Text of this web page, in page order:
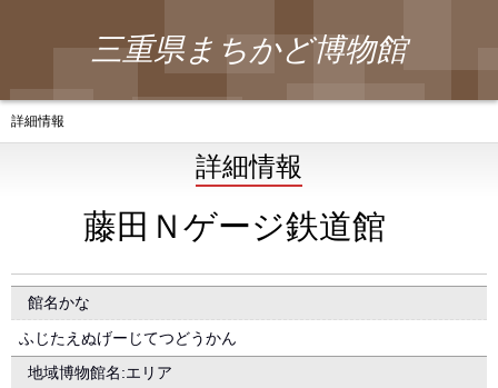
三重県まちかど博物館
詳細情報
詳細情報
藤田Ｎゲージ鉄道館
館名かな
ふじたえぬげーじてつどうかん
地域博物館名:エリア